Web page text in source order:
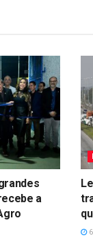
a
6